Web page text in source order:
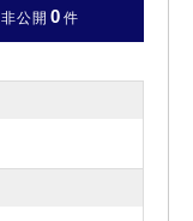
非公開 0 件